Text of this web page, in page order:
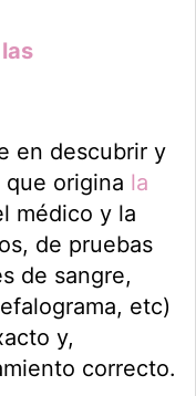
en descubrir y
origina la
médico y la
de pruebas
de sangre,
etc)
y,
correcto.